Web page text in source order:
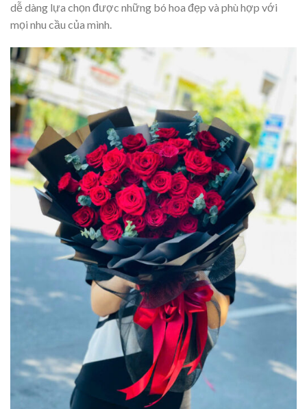
dễ dàng lựa chọn được những bó hoa đẹp và phù hợp với
mọi nhu cầu của mình.